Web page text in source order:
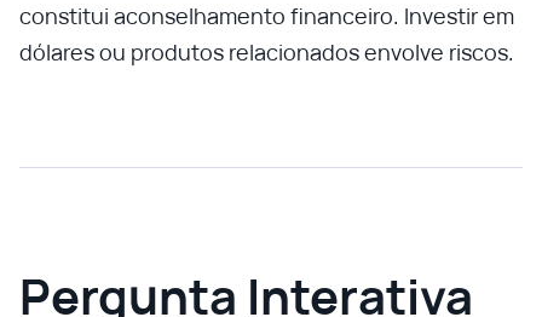
constitui aconselhamento financeiro. Investir em
dólares ou produtos relacionados envolve riscos.
Pergunta Interativa